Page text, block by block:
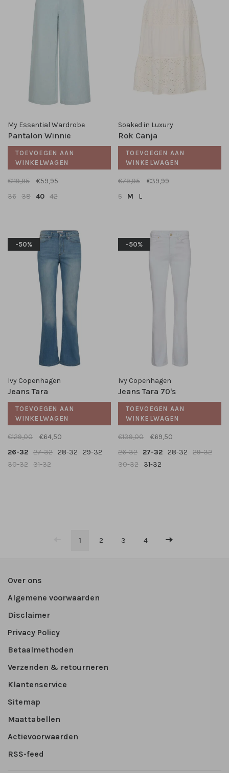
My Essential Wardrobe
Pantalon Winnie
TOEVOEGEN AAN
WINKELWAGEN
€119,95
€59,95
36 38 40 42
Soaked in Luxury
Rok Canja
TOEVOEGEN AAN
WINKELWAGEN
€79,95
€39,99
S
M L
-50%
Ivy Copenhagen
Jeans Tara
TOEVOEGEN AAN
WINKELWAGEN
€129,00
€64,50
26-32 27-32 28-32
29-32
30-32 31-32
-50%
Ivy Copenhagen
Jeans Tara 70's
TOEVOEGEN AAN
WINKELWAGEN
€139,00
€69,50
26-32
27-32 28-32
29-32
30-32
31-32
1 2 3 4
Over ons
Algemene voorwaarden
Disclaimer
Privacy Policy
Betaalmethoden
Verzenden & retourneren
Klantenservice
Sitemap
Maattabellen
Actievoorwaarden
RSS-feed